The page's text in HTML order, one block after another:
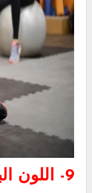
9- اللون البني الفاتح